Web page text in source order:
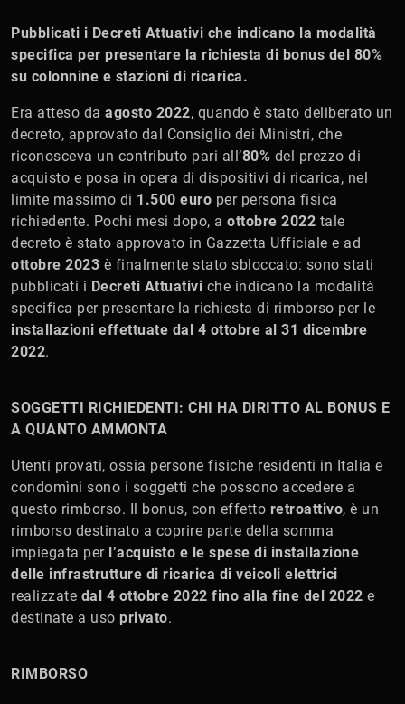
Pubblicati i Decreti Attuativi che indicano la modalità
specifica per presentare la richiesta di bonus del 80%
su colonnine e stazioni di ricarica.
Era atteso da agosto 2022, quando è stato deliberato un
decreto, approvato dal Consiglio dei Ministri, che
riconosceva un contributo pari all’80% del prezzo di
acquisto e posa in opera di dispositivi di ricarica, nel
limite massimo di 1.500 euro per persona fisica
richiedente. Pochi mesi dopo, a ottobre 2022 tale
decreto è stato approvato in Gazzetta Ufficiale e ad
ottobre 2023 è finalmente stato sbloccato: sono stati
pubblicati i Decreti Attuativi che indicano la modalità
specifica per presentare la richiesta di rimborso per le
installazioni effettuate dal 4 ottobre al 31 dicembre
2022.
SOGGETTI RICHIEDENTI: CHI HA DIRITTO AL BONUS E
A QUANTO AMMONTA
Utenti provati, ossia persone fisiche residenti in Italia e
condomìni sono i soggetti che possono accedere a
questo rimborso. Il bonus, con effetto retroattivo, è un
rimborso destinato a coprire parte della somma
impiegata per l’acquisto e le spese di installazione
delle infrastrutture di ricarica di veicoli elettrici
realizzate dal 4 ottobre 2022 fino alla fine del 2022 e
destinate a uso privato.
RIMBORSO